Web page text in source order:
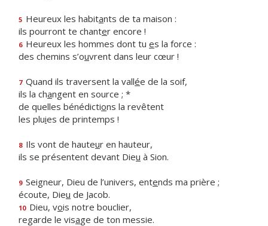
5 Heureux les habitants de ta maison :
ils pourront te chanter encore !
6 Heureux les hommes dont tu es la force :
des chemins s’ouvrent dans leur cœur !
7 Quand ils traversent la vallée de la soif,
ils la changent en source ; *
de quelles bénédictions la revêtent
les pluies de printemps !
8 Ils vont de hauteur en hauteur,
ils se présentent devant Dieu à Sion.
9 Seigneur, Dieu de l’univers, entends ma prière ;
écoute, Dieu de Jacob.
10 Dieu, vois notre bouclier,
regarde le visage de ton messie.